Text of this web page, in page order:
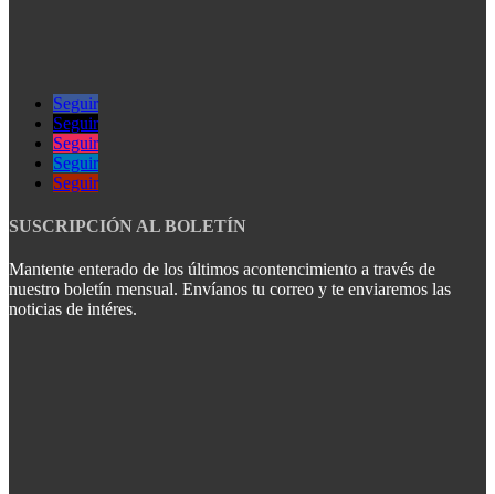
Seguir
Seguir
Seguir
Seguir
Seguir
SUSCRIPCIÓN AL BOLETÍN
Mantente enterado de los últimos acontencimiento a través de
nuestro boletín mensual. Envíanos tu correo y te enviaremos las
noticias de intéres.